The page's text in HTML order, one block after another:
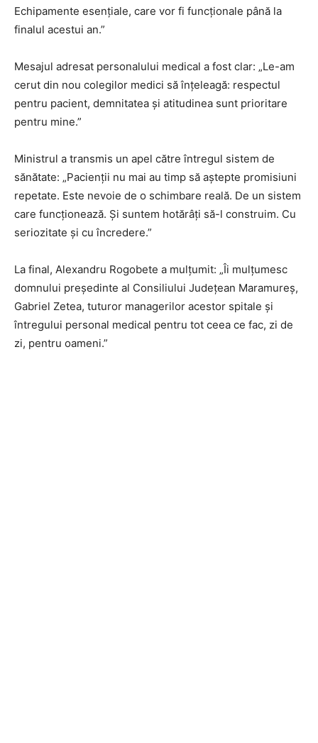
Echipamente esențiale, care vor fi funcționale până la
finalul acestui an.”
Mesajul adresat personalului medical a fost clar: „Le-am
cerut din nou colegilor medici să înțeleagă: respectul
pentru pacient, demnitatea și atitudinea sunt prioritare
pentru mine.”
Ministrul a transmis un apel către întregul sistem de
sănătate: „Pacienții nu mai au timp să aștepte promisiuni
repetate. Este nevoie de o schimbare reală. De un sistem
care funcționează. Și suntem hotărâți să-l construim. Cu
seriozitate și cu încredere.”
La final, Alexandru Rogobete a mulțumit: „Îi mulțumesc
domnului președinte al Consiliului Județean Maramureș,
Gabriel Zetea, tuturor managerilor acestor spitale și
întregului personal medical pentru tot ceea ce fac, zi de
zi, pentru oameni.”